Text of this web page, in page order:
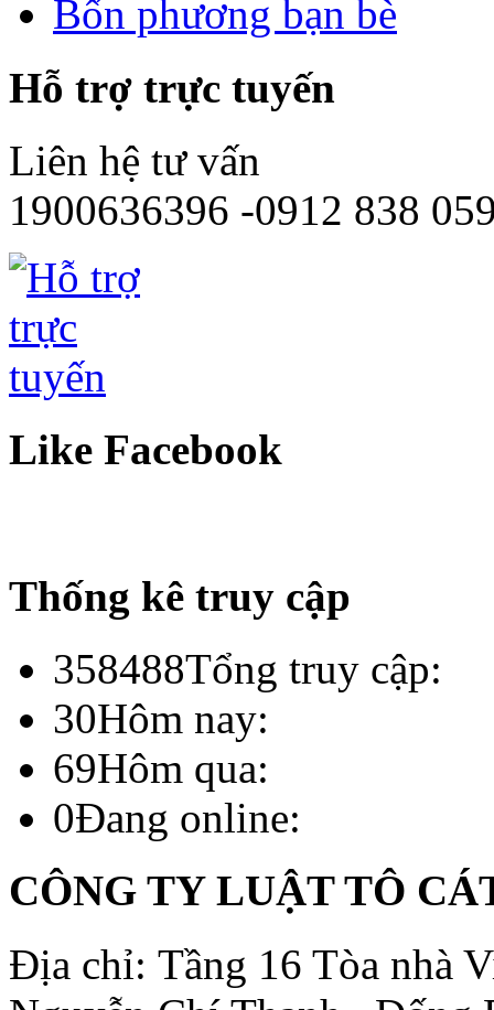
Bốn phương bạn bè
Hỗ trợ trực tuyến
Liên hệ tư vấn
1900636396 -0912 838
Like Facebook
Thống kê truy cập
358488Tổng truy cập:
30Hôm nay:
69Hôm qua:
0Đang online:
CÔNG TY LUẬT TÔ
Địa chỉ: Tầng 16 Tòa nhà